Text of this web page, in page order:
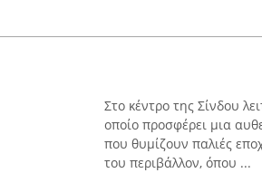
Στο κέντρο της Σίνδου
οποίο προσφέρει μια
που θυμίζουν παλιές
του περιβάλλον, όπου ...